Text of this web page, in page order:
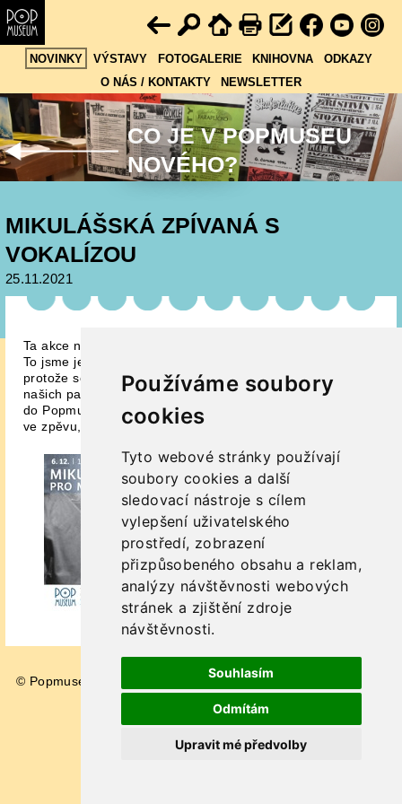
Používáme soubory
cookies
Tyto webové stránky používají
soubory cookies a další
sledovací nástroje s cílem
vylepšení uživatelského
prostředí, zobrazení
přizpůsobeného obsahu a reklam,
analýzy návštěvnosti webových
stránek a zjištění zdroje
návštěvnosti.
Souhlasím
Odmítám
Upravit mé předvolby
NOVINKY VÝSTAVY FOTOGALERIE KNIHOVNA
ODKAZY
O NÁS / KONTAKTY
NEWSLETTER
CO JE V POPMUSEU
NOVÉHO?
MIKULÁŠSKÁ ZPÍVANÁ S
VOKALÍZOU
25.11.2021
Ta akce nás napadla při vernisáži naší poslední výstavy.
To jsme ještě netušili, do jaké řiti se zas budeme řítit. Ale
protože současná opatření vlády v demisi se na akci
našich parametrů nevztahují, přijďte v pondělí odpoledne
do Popmusea. Jak se ostatně zpívá ve známé opeře – jen
ve zpěvu, jen ve zpěvu, jsme našli úlevu.
© Popmuseum 2026